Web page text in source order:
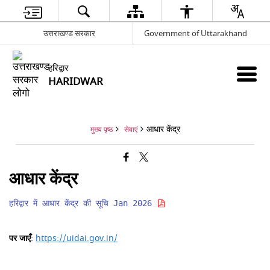
उत्तराखण्ड सरकार Government of Uttarakhand
हरिद्वार
HARIDWAR
मुख्य पृष्ठ सेवाएं आधार केंद्र
आधार केंद्र
हरिद्वार में आधार केंद्र की सूचि Jan 2026
पर जाएँ: https://uidai.gov.in/